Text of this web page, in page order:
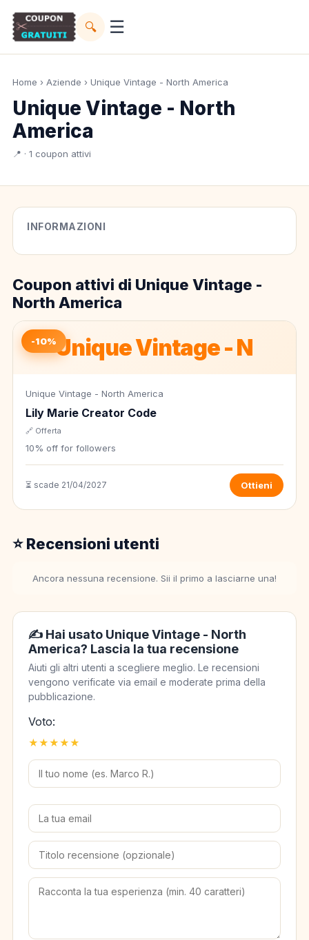
🔍 ☰
Home › Aziende › Unique Vintage - North America
Unique Vintage - North
America
📍 · 1 coupon attivi
INFORMAZIONI
Coupon attivi di Unique Vintage -
North America
Unique Vintage - N
-10%
Unique Vintage - North America
Lily Marie Creator Code
🔗 Offerta
10% off for followers
⏳ scade 21/04/2027 Ottieni
⭐ Recensioni utenti
Ancora nessuna recensione. Sii il primo a lasciarne una!
✍️ Hai usato Unique Vintage - North
America? Lascia la tua recensione
Aiuti gli altri utenti a scegliere meglio. Le recensioni
vengono verificate via email e moderate prima della
pubblicazione.
Voto:
★
★
★
★
★